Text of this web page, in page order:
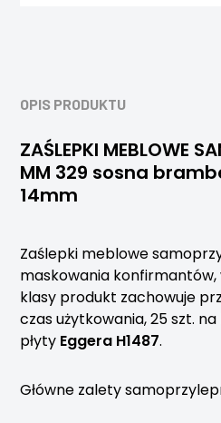
OPIS PRODUKTU
ZAŚLEPKI MEBLOWE
MM 329 sosna
14mm
Zaślepki meblowe
maskowania
klasy produkt zachowuje
czas użytkowania, 25 szt.
płyty Eggera H1487.
Główne zalety